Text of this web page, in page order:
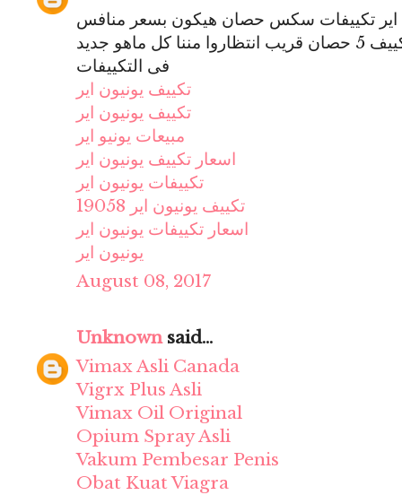
اير تكييفات سكس حصان هيكون بسعر منافس
للشركات التانيه وهيكون متوفر تكييف 5 حصان قريب انتظاروا مننا كل ماهو جديد
فى التكييفات
تكييف يونيون اير
تكييف يونيون اير
مبيعات يونيو اير
اسعار تكييف يونيون اير
تكييفات يونيون اير
تكييف يونيون اير 19058
اسعار تكييفات يونيون اير
يونيون اير
August 08, 2017
Unknownsaid...
Vimax Asli Canada
Vigrx Plus Asli
Vimax Oil Original
Opium Spray Asli
Vakum Pembesar Penis
Obat Kuat Viagra